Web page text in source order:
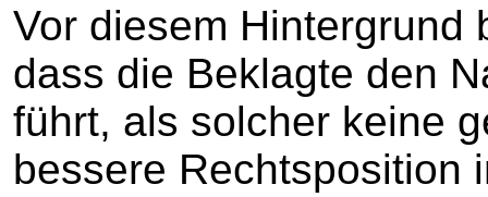
Vor diesem Hintergrund
dass die Beklagte den
führt, als solcher keine
bessere Rechtsposition